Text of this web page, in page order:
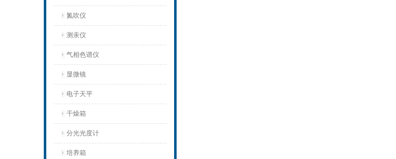
氮吹仪
测汞仪
气相色谱仪
显微镜
电子天平
干燥箱
分光光度计
培养箱